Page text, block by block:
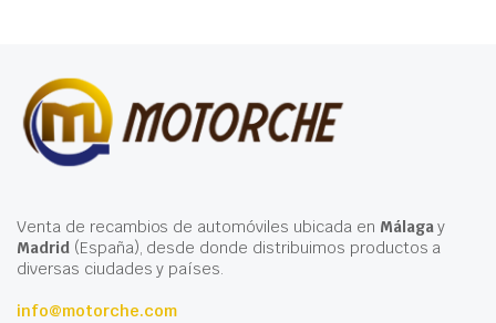
Venta de recambios de automóviles ubicada en Málagay
Madrid(España), desde donde distribuimos productos a
diversas ciudades y países.
info@motorche.com